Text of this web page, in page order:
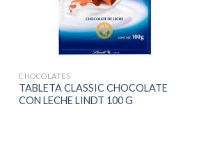
CHOCOLATES
TABLETA CLASSIC CHOCOLATE
CON LECHE LINDT 100 G